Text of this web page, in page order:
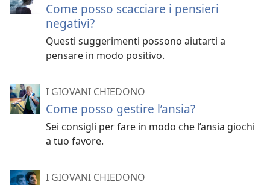
Come posso scacciare i pensieri
negativi?
Questi suggerimenti possono aiutarti a
pensare in modo positivo.
I GIOVANI CHIEDONO
Come posso gestire l’ansia?
Sei consigli per fare in modo che l’ansia giochi
a tuo favore.
I GIOVANI CHIEDONO